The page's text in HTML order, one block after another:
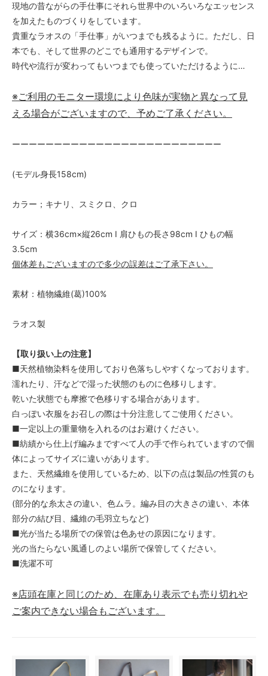
現地の昔ながらの手仕事にそれら世界中のいろいろなエッセンス
を加えたものづくりをしています。
貴重なラオスの「手仕事」がいつまでも残るように。ただし、日
本でも、そして世界のどこでも通用するデザインで。
時代や流行が変わってもいつまでも使っていただけるように…
※ご利用のモニター環境により色味が実物と異なって見
える場合がございますので、予めご了承ください。
ーーーーーーーーーーーーーーーーーーーーーーーーー
(モデル身長158cm)
カラー；キナリ、スミクロ、クロ
サイズ：横36cm×縦26cm I 肩ひもの長さ98cm I ひもの幅
3.5cm
個体差もございますので多少の誤差はご了承下さい。
素材：植物繊維(葛)100%
ラオス製
【取り扱い上の注意】
■天然植物染料を使用しており色落ちしやすくなっております。
濡れたり、汗などで湿った状態のものに色移りします。
乾いた状態でも摩擦で色移りする場合があります。
白っぽい衣服をお召しの際は十分注意してご使用ください。
■一定以上の重量物を入れるのはお避けください。
■紡績から仕上げ編みまですべて人の手で作られていますので個
体によってサイズに違いがあります。
また、天然繊維を使用しているため、以下の点は製品の性質のも
のになります。
(部分的な糸太さの違い、色ムラ。編み目の大きさの違い、本体
部分の結び目、繊維の毛羽立ちなど)
■光が当たる場所での保管は色あせの原因になります。
光の当たらない風通しのよい場所で保管してください。
■洗濯不可
※店頭在庫と同じのため、在庫あり表示でも売り切れや
ご案内できない場合もございます。